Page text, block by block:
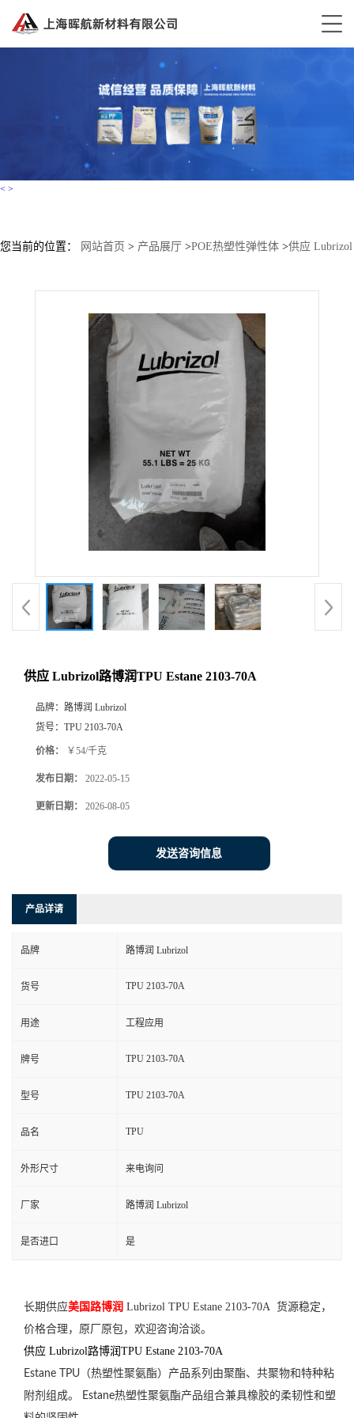
< >
您当前的位置： 网站首页 > 产品展厅 >POE热塑性弹性体 >供应 Lubrizol
供应 Lubrizol路博润TPU Estane 2103-70A
品牌： 路博润 Lubrizol
货号： TPU 2103-70A
价格： ￥54/千克
发布日期： 2022-05-15
更新日期： 2026-08-05
发送咨询信息
产品详请
品牌 路博润 Lubrizol
货号 TPU 2103-70A
用途 工程应用
牌号 TPU 2103-70A
型号 TPU 2103-70A
品名 TPU
外形尺寸 来电询问
厂家 路博润 Lubrizol
是否进口 是
长期供应美国路博润 Lubrizol TPU Estane 2103-70A 货源稳定，
价格合理，原厂原包，欢迎咨询洽谈。
供应 Lubrizol路博润TPU Estane 2103-70A
Estane TPU（热塑性聚氨酯）产品系列由聚酯、共聚物和特种粘
附剂组成。 Estane热塑性聚氨酯产品组合兼具橡胶的柔韧性和塑